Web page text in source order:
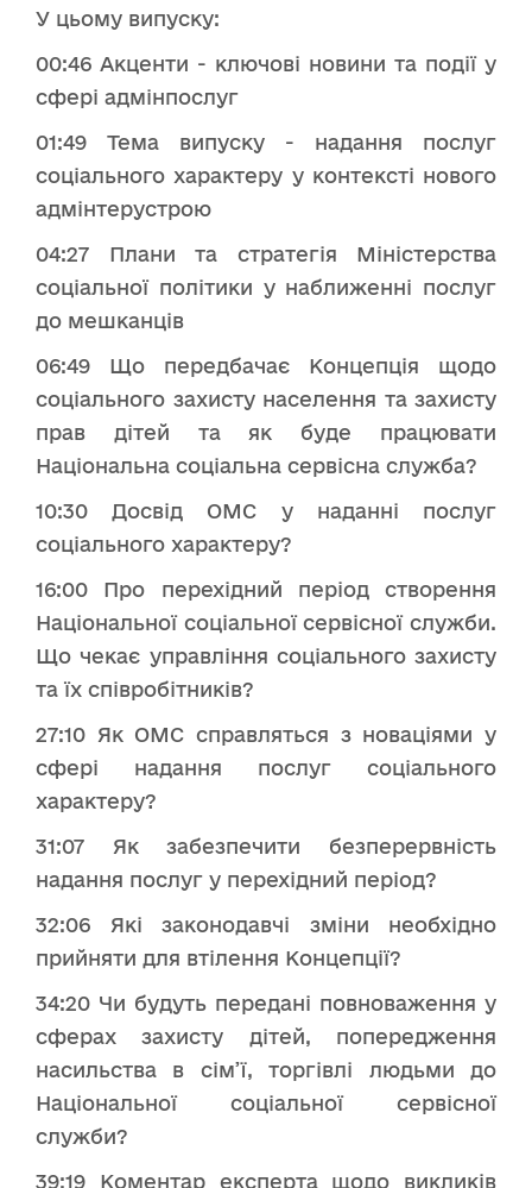
У цьому випуску:
00:46 Акценти - ключові новини та події у
сфері адмінпослуг
01:49 Тема випуску - надання послуг
соціального характеру у контексті нового
адмінтерустрою
04:27 Плани та стратегія Міністерства
соціальної політики у наближенні послуг
до мешканців
06:49 Що передбачає Концепція щодо
соціального захисту населення та захисту
прав дітей та як буде працювати
Національна соціальна сервісна служба?
10:30 Досвід ОМС у наданні послуг
соціального характеру?
16:00 Про перехідний період створення
Національної соціальної сервісної служби.
Що чекає управління соціального захисту
та їх співробітників?
27:10 Як ОМС справляться з новаціями у
сфері надання послуг соціального
характеру?
31:07 Як забезпечити безперервність
надання послуг у перехідний період?
32:06 Які законодавчі зміни необхідно
прийняти для втілення Концепції?
34:20 Чи будуть передані повноваження у
сферах захисту дітей, попередження
насильства в сім’ї, торгівлі людьми до
Національної соціальної сервісної
служби?
39:19 Коментар експерта щодо викликів